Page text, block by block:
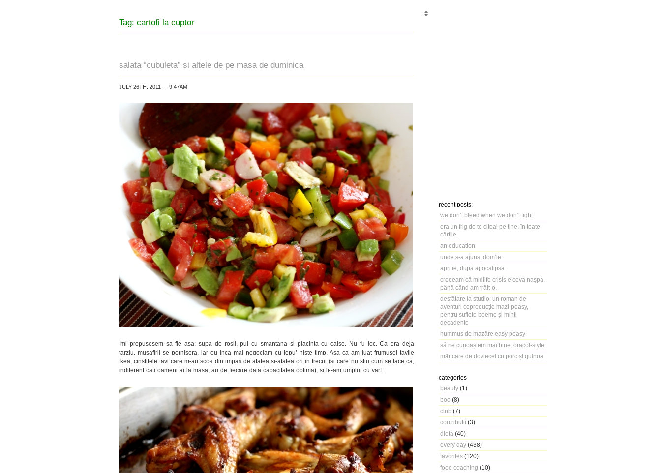
recent posts:
we don’t bleed when we don’t fight
era un frig de te citeai pe tine. în toate
cărțile.
an education
unde s-a ajuns, dom’le
aprilie, după apocalipsă
credeam că midlife crisis e ceva nașpa.
până când am trăit-o.
desfătare la studio: un roman de
aventuri coproducție mazi-peasy,
pentru suflete boeme și minți
decadente
hummus de mazăre easy peasy
să ne cunoaștem mai bine, oracol-style
mâncare de dovlecei cu porc și quinoa
categories
beauty (1)
boo (8)
club (7)
contributii (3)
dieta (40)
every day (438)
favorites (120)
food coaching (10)
Tag: cartofi la cuptor
salata “cubuleta” si altele de pe masa de duminica
JULY 26TH, 2011 — 9:47AM
Imi propusesem sa fie asa: supa de rosii, pui cu smantana si placinta cu caise. Nu fu loc. Ca era deja
tarziu, musafirii se pornisera, iar eu inca mai negociam cu Iepu’ niste timp. Asa ca am luat frumusel tavile
Ikea, cinstitele tavi care m-au scos din impas de atatea si-atatea ori in trecut (si care nu stiu cum se face ca,
indiferent cati oameni ai la masa, au de fiecare data capacitatea optima), si le-am umplut cu varf.
©